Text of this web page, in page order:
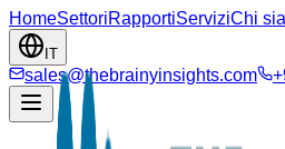
HomeSettoriRapportiServiziChi
IT
sales@thebrainyinsights.com